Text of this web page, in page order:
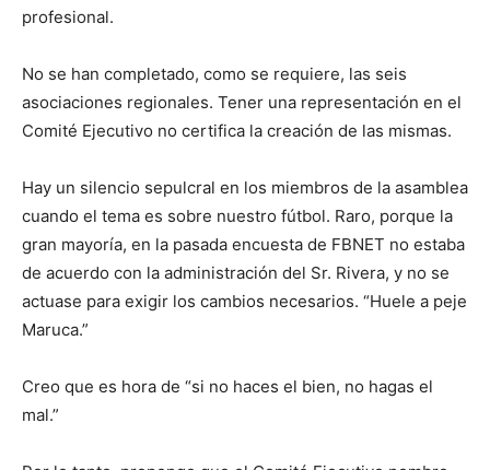
profesional.
No se han completado, como se requiere, las seis
asociaciones regionales. Tener una representación en el
Comité Ejecutivo no certifica la creación de las mismas.
Hay un silencio sepulcral en los miembros de la asamblea
cuando el tema es sobre nuestro fútbol. Raro, porque la
gran mayoría, en la pasada encuesta de FBNET no estaba
de acuerdo con la administración del Sr. Rivera, y no se
actuase para exigir los cambios necesarios. “Huele a peje
Maruca.”
Creo que es hora de “si no haces el bien, no hagas el
mal.”